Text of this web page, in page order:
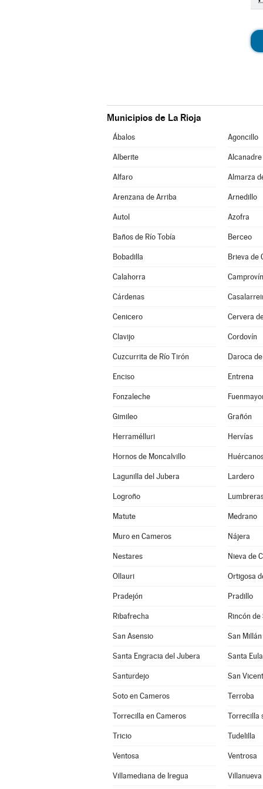
Municipios de La Rioja
Ábalos Agoncillo
Alberite Alcanadre
Alfaro Almarza
Arenzana de Arriba Arnedillo
Autol Azofra
Baños de Río Tobía Berceo
Bobadilla Brieva de
Calahorra Camprovín
Cárdenas
Cenicero Cervera
Clavijo Cordovín
Cuzcurrita de Río Tirón Daroca
Enciso Entrena
Fonzaleche
Gimileo Grañón
Herramélluri Hervías
Hornos de Moncalvillo
Lagunilla del Jubera Lardero
Logroño
Matute Medrano
Muro en Cameros Nájera
Nestares Nieva de
Ollauri Ortigosa
Pradejón Pradillo
Ribafrecha Rincón de
San Asensio San
Santa Engracia del Jubera Santa
Santurdejo San
Soto en Cameros Terroba
Torrecilla en Cameros Torrecilla
Tricio Tudelilla
Ventosa Ventrosa
Villamediana de Iregua